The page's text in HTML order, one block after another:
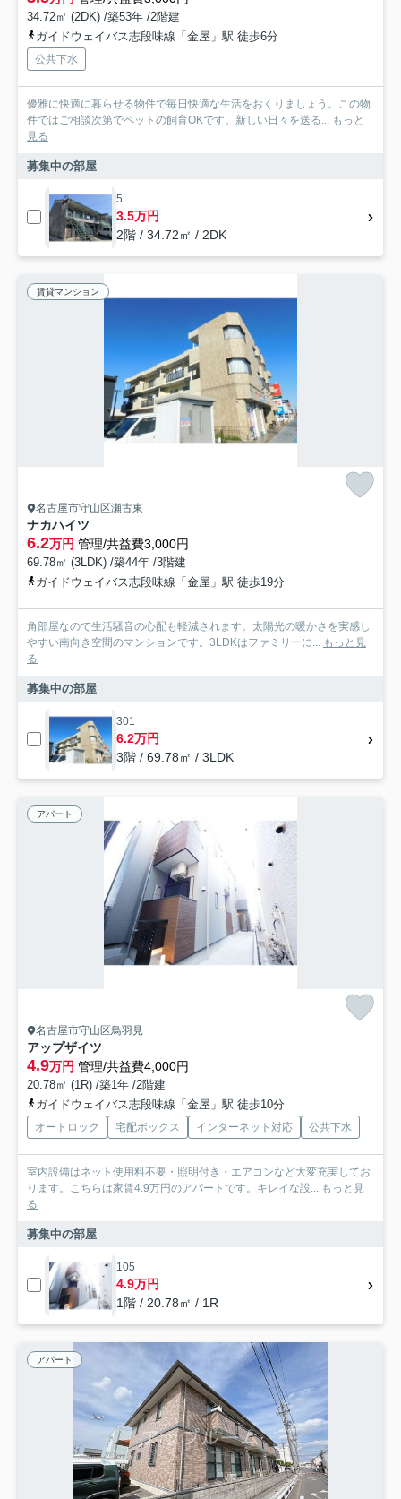
34.72㎡ (2DK) /築53年 /2階建
ガイドウェイバス志段味線「金屋」駅 徒歩6分
公共下水
優雅に快適に暮らせる物件で毎日快適な生活をおくりましょう。この物
件ではご相談次第でペットの飼育OKです。新しい日々を送る...
もっと
見る
募集中の部屋
5
3.5万円
2階 / 34.72㎡ / 2DK
賃貸マンション
名古屋市守山区瀬古東
ナカハイツ
6.2万円 管理/共益費3,000円
69.78㎡ (3LDK) /築44年 /3階建
ガイドウェイバス志段味線「金屋」駅 徒歩19分
角部屋なので生活騒音の心配も軽減されます。太陽光の暖かさを実感し
やすい南向き空間のマンションです。3LDKはファミリーに...
もっと見
る
募集中の部屋
301
6.2万円
3階 / 69.78㎡ / 3LDK
アパート
名古屋市守山区鳥羽見
アップザイツ
4.9万円 管理/共益費4,000円
20.78㎡ (1R) /築1年 /2階建
ガイドウェイバス志段味線「金屋」駅 徒歩10分
オートロック 宅配ボックス インターネット対応 公共下水
室内設備はネット使用料不要・照明付き・エアコンなど大変充実してお
ります。こちらは家賃4.9万円のアパートです。キレイな設...
もっと見
る
募集中の部屋
105
4.9万円
1階 / 20.78㎡ / 1R
アパート